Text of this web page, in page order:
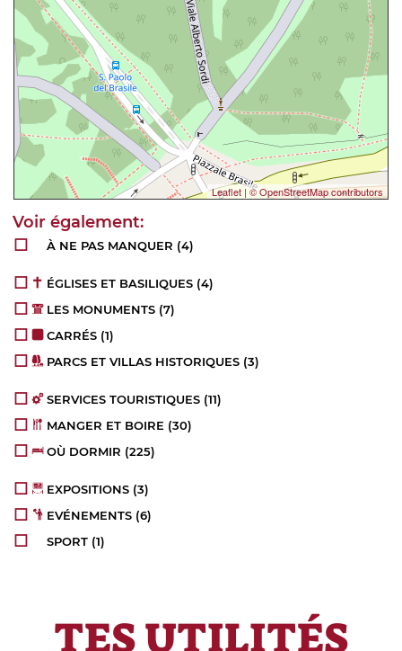
Leaflet |© OpenStreetMap contributors
À NE PAS MANQUER (4)
ÉGLISES ET BASILIQUES (4)
LES MONUMENTS (7)
CARRÉS (1)
PARCS ET VILLAS HISTORIQUES (3)
SERVICES TOURISTIQUES (11)
MANGER ET BOIRE (30)
OÙ DORMIR (225)
EXPOSITIONS (3)
EVÉNEMENTS (6)
SPORT (1)
TES UTILITÉS